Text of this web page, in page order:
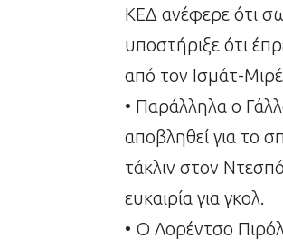
ΚΕΔ ανέφερε ότι
υποστήριξε ότι
από τον Ισμάτ-
• Παράλληλα ο
αποβληθεί για το
τάκλιν στον
ευκαιρία για γκολ.
• Ο Λορέντσο